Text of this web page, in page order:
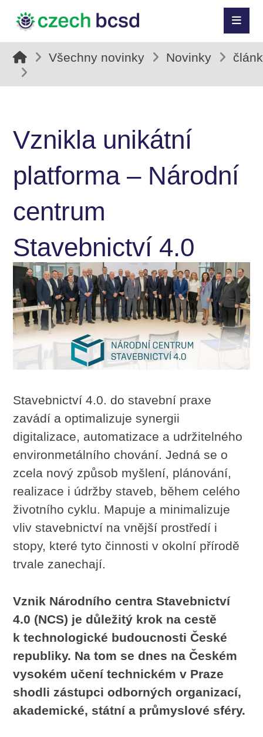
Všechny novinky Novinky
Vznikla unikátní
platforma – Národní
centrum
Stavebnictví 4.0
Stavebnictví 4.0. do stavební praxe
zavádí a optimalizuje synergii
digitalizace, automatizace a udržitelného
environmetálního chování. Jedná se o
zcela nový způsob myšlení, plánování,
realizace i údržby staveb, během celého
životního cyklu. Mapuje a minimalizuje
vliv stavebnictví na vnější prostředí i
stopy, které tyto činnosti v okolní přírodě
trvale zanechají.
Vznik Národního centra Stavebnictví
4.0 (NCS) je důležitý krok na cestě
k technologické budoucnosti České
republiky. Na tom se dnes na Českém
vysokém učení technickém v Praze
shodli zástupci odborných organizací,
akademické, státní a průmyslové sféry.